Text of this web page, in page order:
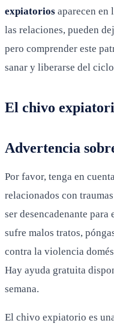
expiatorios aparecen en
las relaciones, pueden
pero comprender este
sanar y liberarse del
El chivo
Advertencia
Por favor, tenga en
relacionados con
ser desencadenante
sufre malos tratos,
contra la violencia
Hay ayuda gratuita
semana.
El chivo expiatorio es